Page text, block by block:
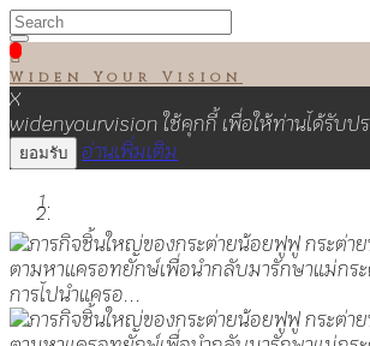

Widen Your Vision
X
widenyourvision ใช้คุกกี้ เพื่อให้ท่านได้รับ
ยอมรับ อ่านเพิ่มเติม